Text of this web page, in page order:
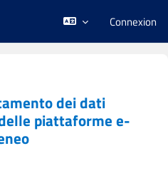
Connexion
dei dati
piattaforme e-